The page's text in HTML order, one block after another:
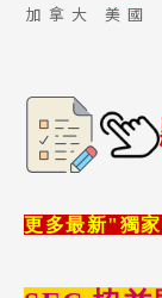
加 拿 大 美 國
更多最新"獨